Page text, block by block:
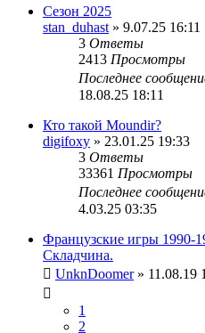
Сезон 2025
stan_duhast » 9.07.25 16:11
3 Ответы
2413 Просмотры
Последнее
18.08.25 18:11
Кто такой Moundir?
digifoxy » 23.01.25 19:33
3 Ответы
33361 Просмотры
Последнее
4.03.25 03:35
Французские игры 1990-
Складчина.
UnknDoomer» 11.08.19
1
2